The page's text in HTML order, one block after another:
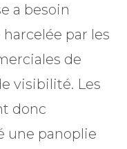
a besoin
par les
de
visibilité. Les
donc
une panoplie